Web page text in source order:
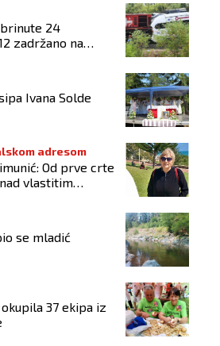
24
zadržano na
Ivana Solde
adresom
Od prve crte
vlastitim
se mladić
37 ekipa iz